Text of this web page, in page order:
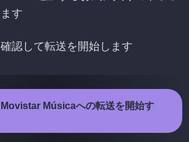
す
認して転送を開始します
Músicaへの転送を開始す